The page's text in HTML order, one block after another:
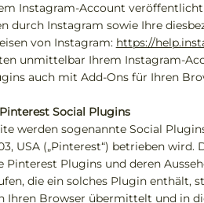
Instagram-Account
durch Instagram sowie Ihre
von Instagram: https://
unmittelbar Ihrem Instagram-
auch mit Add-Ons für Ihren
Social Plugins
werden sogenannte Social
USA („Pinterest“) betrieben
Pinterest Plugins und deren
die ein solches Plugin enthält,
Ihren Browser übermittelt und in